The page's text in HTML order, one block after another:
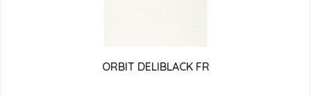
ORBIT DELIBLACK FR